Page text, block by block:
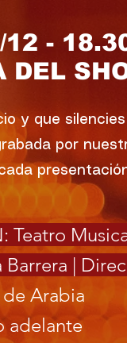
12 -
DEL
y que
por
Teatro
|
Arabia
adelante